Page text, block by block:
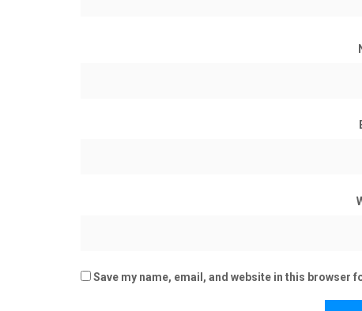
Save my name, email, and website in this browser